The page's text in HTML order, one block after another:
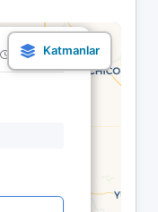
24.04 23:35
×